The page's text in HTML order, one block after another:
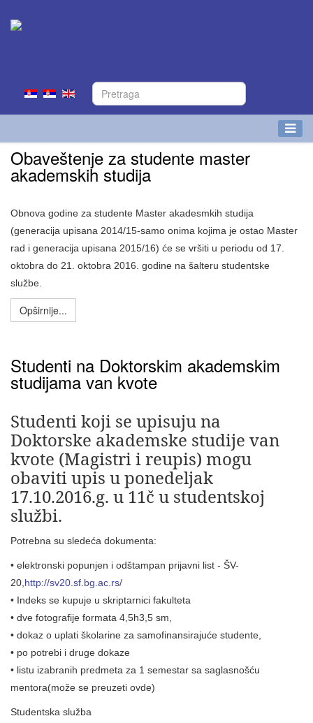
Obaveštenje za studente master
akademskih studija
Obnova godine za studente Master akadesmkih studija
(generacija upisana 2014/15-samo onima kojima je ostao Master
rad i generacija upisana 2015/16) će se vršiti u periodu od 17.
oktobra do 21. oktobra 2016. godine na šalteru studentske
službe.
Opširnije...
Studenti na Doktorskim akademskim
studijama van kvote
Studenti koji se upisuju na
Doktorske akademske studije van
kvote (Magistri i reupis) mogu
obaviti upis u ponedeljak
17.10.2016.g. u 11č u studentskoj
službi.
Potrebna su sledeća dokumenta:
• elektronski popunjen i odštampan prijavni list - ŠV-
20, http://sv20.sf.bg.ac.rs/
• Indeks se kupuje u skriptarnici fakulteta
• dve fotografije formata 4,5h3,5 sm,
• dokaz o uplati školarine za samofinansirajuće studente,
• po potrebi i druge dokaze
• listu izabranih predmeta za 1 semestar sa saglasnošću
mentora(može se preuzeti ovde)
Studentska služba